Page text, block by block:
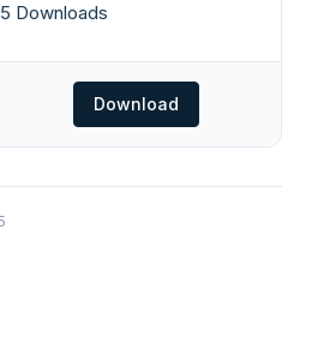
Downloads
Download